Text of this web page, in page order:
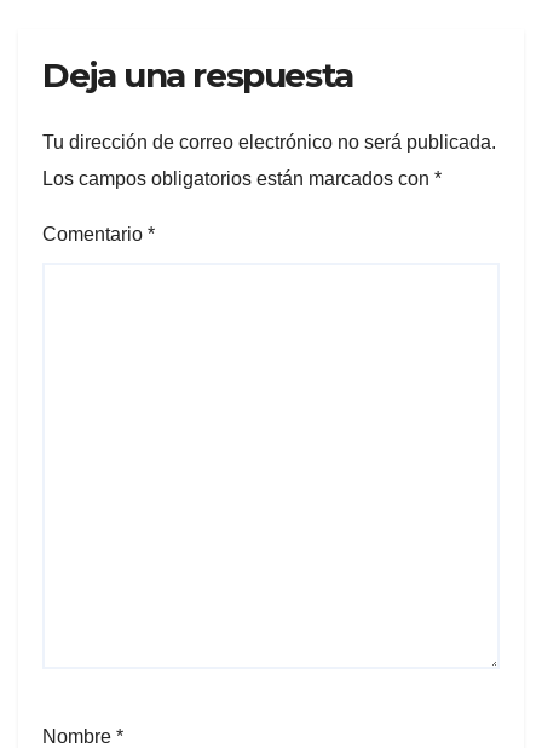
Deja una respuesta
Tu dirección de correo electrónico no será publicada.
Los campos obligatorios están marcados con *
Comentario *
Nombre *